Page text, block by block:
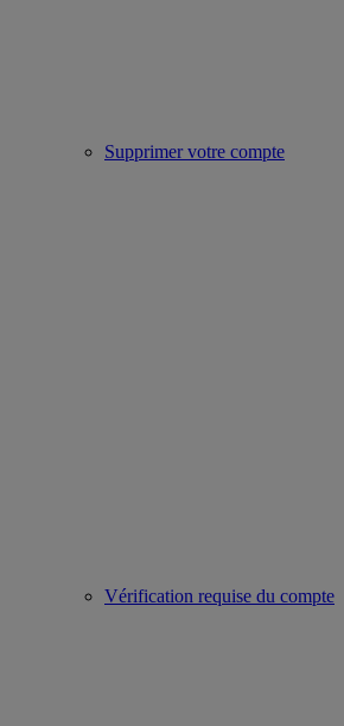
Supprimer votre compte
Vérification requise du compte